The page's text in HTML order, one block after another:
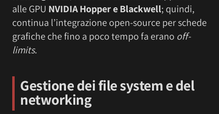
alle GPU NVIDIA Hopper e Blackwell; quindi,
continua l’integrazione open-source per schede
grafiche che fino a poco tempo fa erano off-
limits.
Gestione dei file system e del
networking